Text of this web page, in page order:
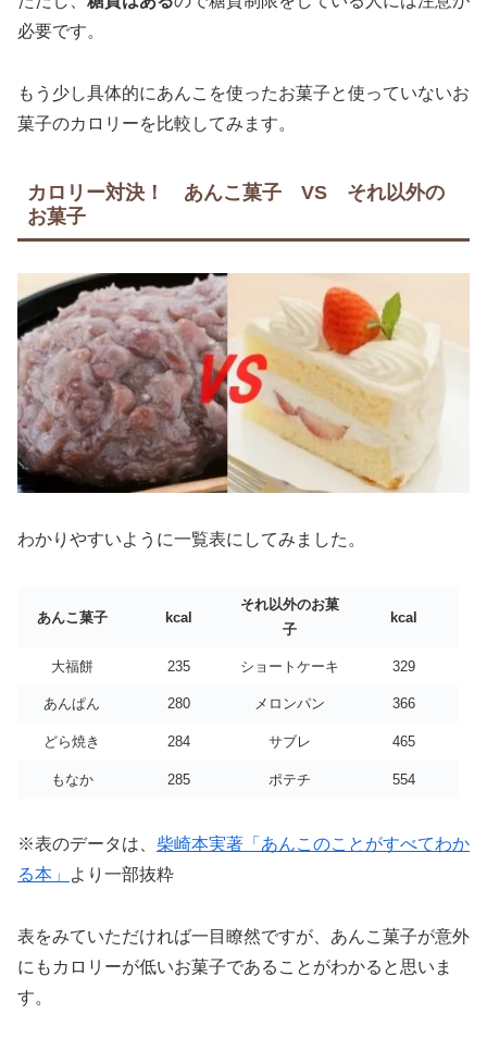
必要です。
もう少し具体的にあんこを使ったお菓子と使っていないお
菓子のカロリーを比較してみます。
カロリー対決！ あんこ菓子 VS それ以外の
お菓子
わかりやすいように一覧表にしてみました。
あんこ菓子 kcal
それ以外のお菓
子
kcal
大福餅 235 ショートケーキ 329
あんぱん 280 メロンパン 366
どら焼き 284 サブレ 465
もなか 285 ポテチ 554
※表のデータは、 柴崎本実著「あんこのことがすべてわか
る本」
より一部抜粋
表をみていただければ一目瞭然ですが、あんこ菓子が意外
にもカロリーが低いお菓子であることがわかると思いま
す。